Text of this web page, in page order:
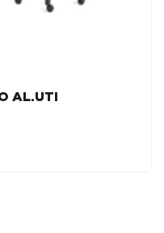
AL.UTI